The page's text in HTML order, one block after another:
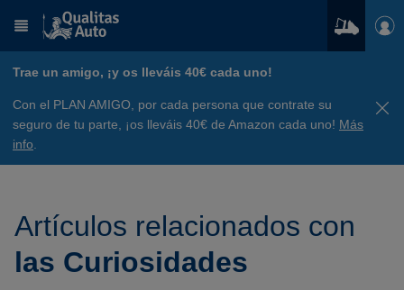
Trae un amigo, ¡y os lleváis 40€ cada uno!
Con el PLAN AMIGO, por cada persona que contrate su
seguro de tu parte, ¡os lleváis 40€ de Amazon cada uno! Más
info
Artículos relacionados con
las Curiosidades